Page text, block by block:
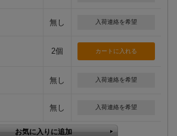
無し 入荷連絡を希望
2個
無し 入荷連絡を希望
無し 入荷連絡を希望